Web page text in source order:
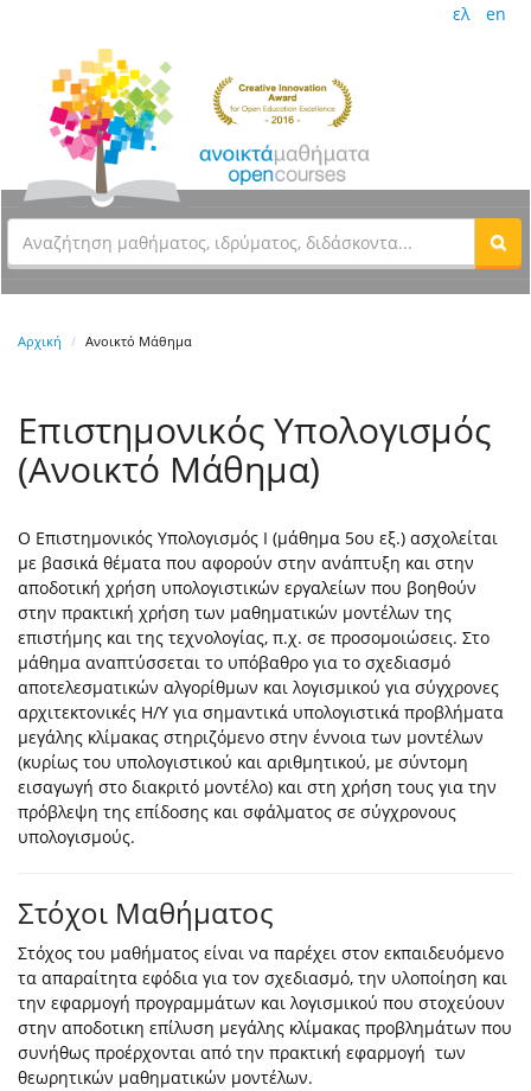
ελ en
Αρχική Ανοικτό Μάθημα
Επιστημονικός Υπολογισμός
(Ανοικτό Μάθημα)
Ο Επιστημονικός Υπολογισμός Ι (μάθημα 5ου εξ.) ασχολείται
με βασικά θέματα που αφορούν στην ανάπτυξη και στην
αποδοτική χρήση υπολογιστικών εργαλείων που βοηθούν
στην πρακτική χρήση των μαθηματικών μοντέλων της
επιστήμης και της τεχνολογίας, π.χ. σε προσομοιώσεις. Στο
μάθημα αναπτύσσεται το υπόβαθρο για το σχεδιασμό
αποτελεσματικών αλγορίθμων και λογισμικού για σύγχρονες
αρχιτεκτονικές Η/Υ για σημαντικά υπολογιστικά προβλήματα
μεγάλης κλίμακας στηριζόμενο στην έννοια των μοντέλων
(κυρίως του υπολογιστικού και αριθμητικού, με σύντομη
εισαγωγή στο διακριτό μοντέλο) και στη χρήση τους για την
πρόβλεψη της επίδοσης και σφάλματος σε σύγχρονους
υπολογισμούς.
Στόχοι Μαθήματος
Στόχος του μαθήματος είναι να παρέχει στον εκπαιδευόμενο
τα απαραίτητα εφόδια για τον σχεδιασμό, την υλοποίηση και
την εφαρμογή προγραμμάτων και λογισμικού που στοχεύουν
στην αποδοτικη επίλυση μεγάλης κλίμακας προβλημάτων που
συνήθως προέρχονται από την πρακτική εφαρμογή των
θεωρητικών μαθηματικών μοντέλων.